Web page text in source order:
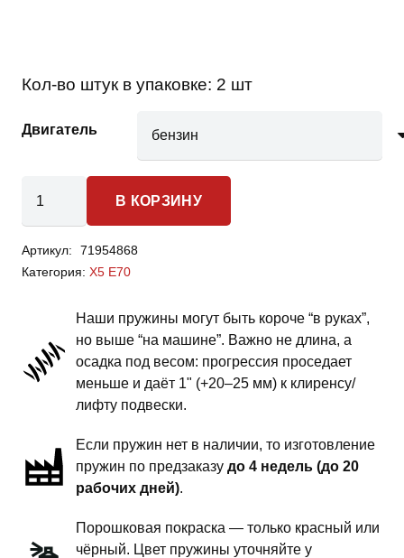
Кол-во штук в упаковке: 2 шт
Двигатель
товара
X5
E70
пружины
передней
подвески
дюйм
комфорт
В КОРЗИНУ
Артикул:
71954868
Категория: X5 E70
Наши пружины могут быть короче “в руках”,
но выше “на машине”. Важно не длина, а
осадка под весом: прогрессия проседает
меньше и даёт 1" (+20–25 мм) к клиренсу/
лифту подвески.
Если пружин нет в наличии, то изготовление
пружин по предзаказу до 4 недель (до 20
рабочих дней).
Порошковая покраска — только красный или
чёрный. Цвет пружины уточняйте у